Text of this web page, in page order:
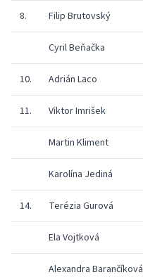
8. Filip Brutovský
Cyril Beňačka
10. Adrián Laco
11. Viktor Imrišek
Martin Kliment
Karolína Jediná
14. Terézia Gurová
Ela Vojtková
Alexandra Barančíková